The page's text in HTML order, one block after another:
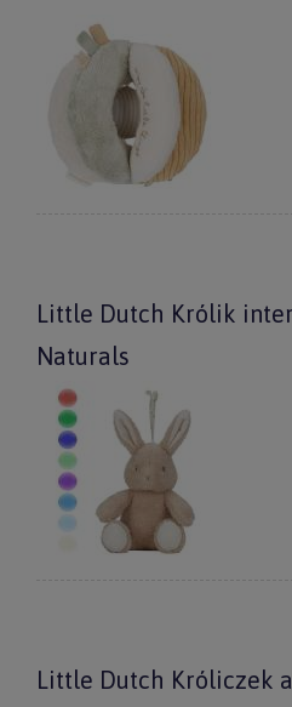
Little Dutch Królik
Naturals
Little Dutch Króliczek